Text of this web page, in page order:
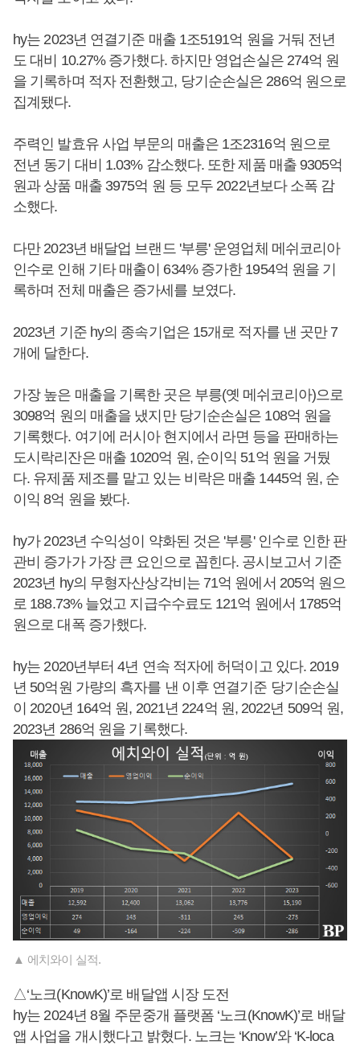
hy는 2023년 연결기준 매출 1조5191억 원을 거둬 전년
도 대비 10.27% 증가했다. 하지만 영업손실은 274억 원
을 기록하며 적자 전환했고, 당기순손실은 286억 원으로
집계됐다.
주력인 발효유 사업 부문의 매출은 1조2316억 원으로
전년 동기 대비 1.03% 감소했다. 또한 제품 매출 9305억
원과 상품 매출 3975억 원 등 모두 2022년보다 소폭 감
소했다.
다만 2023년 배달업 브랜드 '부릉' 운영업체 메쉬코리아
인수로 인해 기타 매출이 634% 증가한 1954억 원을 기
록하며 전체 매출은 증가세를 보였다.
2023년 기준 hy의 종속기업은 15개로 적자를 낸 곳만 7
개에 달한다.
가장 높은 매출을 기록한 곳은 부릉(옛 메쉬코리아)으로
3098억 원의 매출을 냈지만 당기순손실은 108억 원을
기록했다. 여기에 러시아 현지에서 라면 등을 판매하는
도시락리잔은 매출 1020억 원, 순이익 51억 원을 거뒀
다. 유제품 제조를 맡고 있는 비락은 매출 1445억 원, 순
이익 8억 원을 봤다.
hy가 2023년 수익성이 약화된 것은 '부릉' 인수로 인한 판
관비 증가가 가장 큰 요인으로 꼽힌다. 공시보고서 기준
2023년 hy의 무형자산상각비는 71억 원에서 205억 원으
로 188.73% 늘었고 지급수수료도 121억 원에서 1785억
원으로 대폭 증가했다.
hy는 2020년부터 4년 연속 적자에 허덕이고 있다. 2019
년 50억원 가량의 흑자를 낸 이후 연결기준 당기순손실
이 2020년 164억 원, 2021년 224억 원, 2022년 509억 원,
2023년 286억 원을 기록했다.
▲ 에치와이 실적.
△‘노크(KnowK)’로 배달앱 시장 도전
hy는 2024년 8월 주문중개 플랫폼 ‘노크(KnowK)’로 배달
앱 사업을 개시했다고 밝혔다. 노크는 ‘Know’와 ‘K-loca